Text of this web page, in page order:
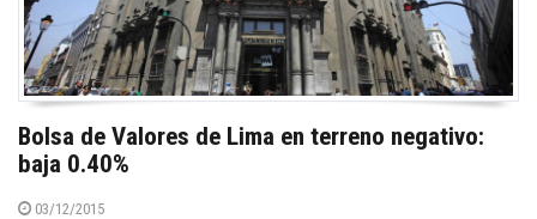
Bolsa de Valores de Lima en terreno negativo:
baja 0.40%
03/12/2015